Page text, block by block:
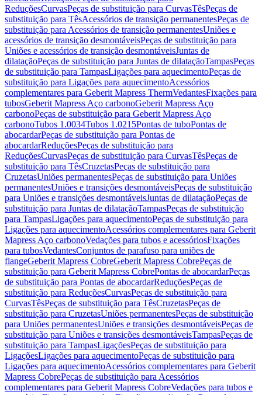
ReduçõesCurvasPeças de substituição para CurvasTêsPeças de
substituição para TêsAcessórios de transição permanentesPeças de
substituição para Acessórios de transição permanentesUniões e
acessórios de transição desmontáveisPeças de substituição para
Uniões e acessórios de transição desmontáveisJuntas de
dilataçãoPeças de substituição para Juntas de dilataçãoTampasPeças
de substituição para TampasLigações para aquecimentoPeças de
substituição para Ligações para aquecimentoAcessórios
complementares para Geberit Mapress ThermVedantesFixações para
tubosGeberit Mapress Aço carbonoGeberit Mapress Aço
carbonoPeças de substituição para Geberit Mapress Aço
carbonoTubos 1.0034Tubos 1.0215Pontas de tuboPontas de
abocardarPeças de substituição para Pontas de
abocardarReduçõesPeças de substituição para
ReduçõesCurvasPeças de substituição para CurvasTêsPeças de
substituição para TêsCruzetasPeças de substituição para
CruzetasUniões permanentesPeças de substituição para Uniões
permanentesUniões e transições desmontáveisPeças de substituição
para Uniões e transições desmontáveisJuntas de dilataçãoPeças de
substituição para Juntas de dilataçãoTampasPeças de substituição
para TampasLigações para aquecimentoPeças de substituição para
Ligações para aquecimentoAcessórios complementares para Geberit
Mapress Aço carbonoVedações para tubos e acessóriosFixações
para tubosVedantesConjuntos de parafuso para uniões de
flangeGeberit Mapress CobreGeberit Mapress CobrePeças de
substituição para Geberit Mapress CobrePontas de abocardarPeças
de substituição para Pontas de abocardarReduçõesPeças de
substituição para ReduçõesCurvasPeças de substituição para
CurvasTêsPeças de substituição para TêsCruzetasPeças de
substituição para CruzetasUniões permanentesPeças de substituição
para Uniões permanentesUniões e transições desmontáveisPeças de
substituição para Uniões e transições desmontáveisTampasPeças de
substituição para TampasLigaçõesPeças de substituição para
LigaçõesLigações para aquecimentoPeças de substituição para
Ligações para aquecimentoAcessórios complementares para Geberit
Mapress CobrePeças de substituição para Acessórios
complementares para Geberit Mapress CobreVedações para tubos e